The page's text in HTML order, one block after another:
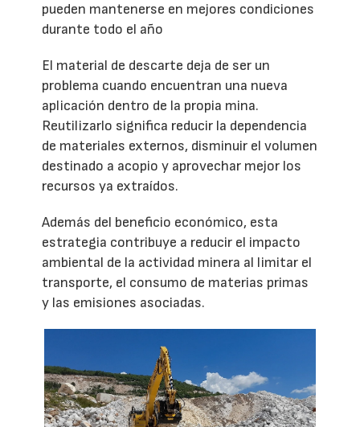
pueden mantenerse en mejores condiciones
durante todo el año
El material de descarte deja de ser un
problema cuando encuentran una nueva
aplicación dentro de la propia mina.
Reutilizarlo significa reducir la dependencia
de materiales externos, disminuir el volumen
destinado a acopio y aprovechar mejor los
recursos ya extraídos.
Además del beneficio económico, esta
estrategia contribuye a reducir el impacto
ambiental de la actividad minera al limitar el
transporte, el consumo de materias primas
y las emisiones asociadas.